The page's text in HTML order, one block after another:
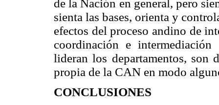
de la Nación en general, pero
sienta las bases, orienta y
efectos del proceso andino de
coordinación e
lideran los departamentos, son
propia de la CAN en modo
CONCLUSIONES